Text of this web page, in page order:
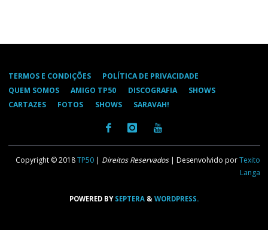
TERMOS E CONDIÇÕES
POLÍTICA DE PRIVACIDADE
QUEM SOMOS
AMIGO TP50 DISCOGRAFIA
SHOWS
CARTAZES
FOTOS SHOWS SARAVAH!
Copyright © 2018TP50 | Direitos Reservados| Desenvolvido porTexito
Langa
POWERED BYSEPTERA & WORDPRESS.